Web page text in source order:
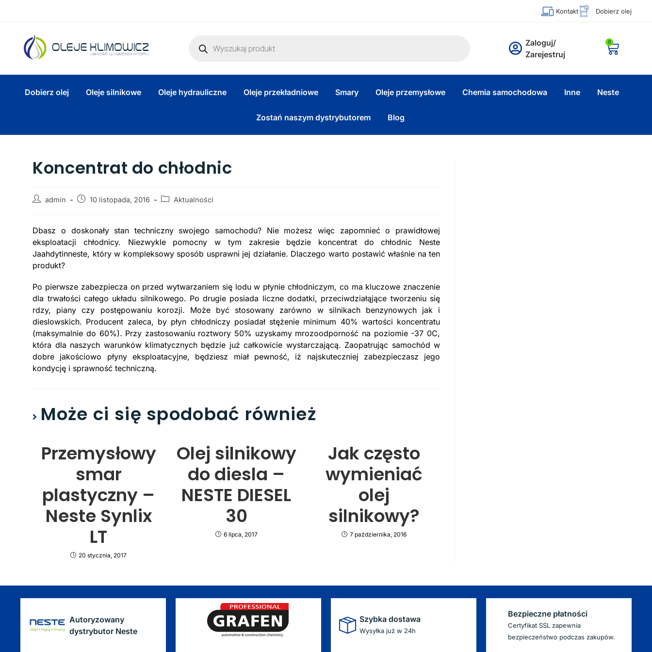
Kontakt Dobierz olej
Zaloguj/
Zarejestruj
0
Dobierz olej Oleje silnikowe Oleje hydrauliczne Oleje przekładniowe Smary Oleje przemysłowe Chemia samochodowa Inne Neste
Zostań naszym dystrybutorem Blog
Koncentrat do chłodnic
admin 10 listopada, 2016 Aktualności
Dbasz o doskonały stan techniczny swojego samochodu? Nie możesz więc zapomnieć o prawidłowej
eksploatacji chłodnicy. Niezwykle pomocny w tym zakresie będzie koncentrat do chłodnic Neste
Jaahdytinneste, który w kompleksowy sposób usprawni jej działanie. Dlaczego warto postawić właśnie na ten
produkt?
Po pierwsze zabezpiecza on przed wytwarzaniem się lodu w płynie chłodniczym, co ma kluczowe znaczenie
dla trwałości całego układu silnikowego. Po drugie posiada liczne dodatki, przeciwdziałąjące tworzeniu się
rdzy, piany czy postępowaniu korozji. Może być stosowany zarówno w silnikach benzynowych jak i
dieslowskich. Producent zaleca, by płyn chłodniczy posiadał stężenie minimum 40% wartości koncentratu
(maksymalnie do 60%). Przy zastosowaniu roztwory 50% uzyskamy mrozoodporność na poziomie -37 0C,
która dla naszych warunków klimatycznych będzie już całkowicie wystarczającą. Zaopatrując samochód w
dobre jakościowo płyny eksploatacyjne, będziesz miał pewność, iż najskuteczniej zabezpieczasz jego
kondycję i sprawność techniczną.
Może ci się spodobać również
Przemysłowy
smar
plastyczny –
Neste Synlix
LT
20 stycznia, 2017
Olej silnikowy
do diesla –
NESTE DIESEL
30
6 lipca, 2017
Jak często
wymieniać
olej
silnikowy?
7 października, 2016
Autoryzowany
dystrybutor Neste
Szybka dostawa
Wysyłka już w 24h
Bezpieczne płatności
Certyfikat SSL zapewnia
bezpieczeństwo podczas zakupów.